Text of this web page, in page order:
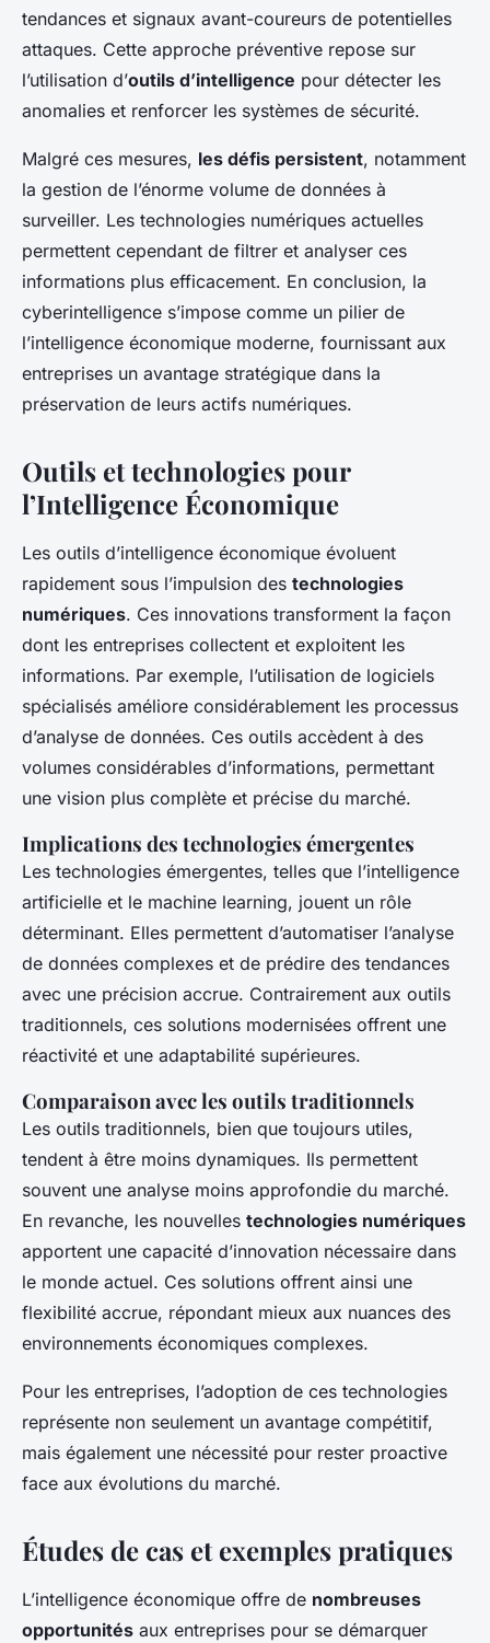
tendances et signaux avant-coureurs de potentielles
attaques. Cette approche préventive repose sur
l’utilisation d’outils d’intelligence pour détecter les
anomalies et renforcer les systèmes de sécurité.
Malgré ces mesures, les défis persistent, notamment
la gestion de l’énorme volume de données à
surveiller. Les technologies numériques actuelles
permettent cependant de filtrer et analyser ces
informations plus efficacement. En conclusion, la
cyberintelligence s’impose comme un pilier de
l’intelligence économique moderne, fournissant aux
entreprises un avantage stratégique dans la
préservation de leurs actifs numériques.
Outils et technologies pour
l’Intelligence Économique
Les outils d’intelligence économique évoluent
rapidement sous l’impulsion des technologies
numériques. Ces innovations transforment la façon
dont les entreprises collectent et exploitent les
informations. Par exemple, l’utilisation de logiciels
spécialisés améliore considérablement les processus
d’analyse de données. Ces outils accèdent à des
volumes considérables d’informations, permettant
une vision plus complète et précise du marché.
Implications des technologies émergentes
Les technologies émergentes, telles que l’intelligence
artificielle et le machine learning, jouent un rôle
déterminant. Elles permettent d’automatiser l’analyse
de données complexes et de prédire des tendances
avec une précision accrue. Contrairement aux outils
traditionnels, ces solutions modernisées offrent une
réactivité et une adaptabilité supérieures.
Comparaison avec les outils traditionnels
Les outils traditionnels, bien que toujours utiles,
tendent à être moins dynamiques. Ils permettent
souvent une analyse moins approfondie du marché.
En revanche, les nouvelles technologies numériques
apportent une capacité d’innovation nécessaire dans
le monde actuel. Ces solutions offrent ainsi une
flexibilité accrue, répondant mieux aux nuances des
environnements économiques complexes.
Pour les entreprises, l’adoption de ces technologies
représente non seulement un avantage compétitif,
mais également une nécessité pour rester proactive
face aux évolutions du marché.
Études de cas et exemples pratiques
L’intelligence économique offre de nombreuses
opportunités aux entreprises pour se démarquer